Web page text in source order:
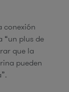
conexión
“un plus de
que la
pueden